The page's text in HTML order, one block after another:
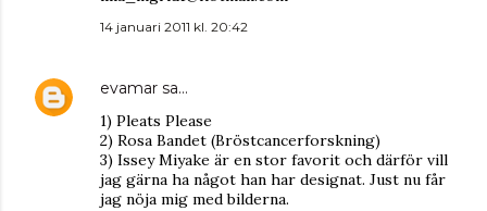
14 januari 2011 kl. 20:42
evamar sa…
1) Pleats Please
2) Rosa Bandet (Bröstcancerforskning)
3) Issey Miyake är en stor favorit och därför vill
jag gärna ha något han har designat. Just nu får
jag nöja mig med bilderna.